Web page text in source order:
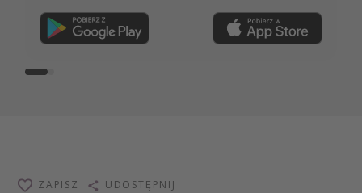
ZAPISZ UDOSTĘPNIJ